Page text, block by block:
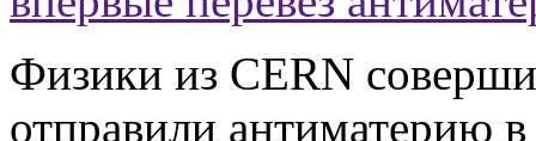
Физики из CERN
отправили антиматерию